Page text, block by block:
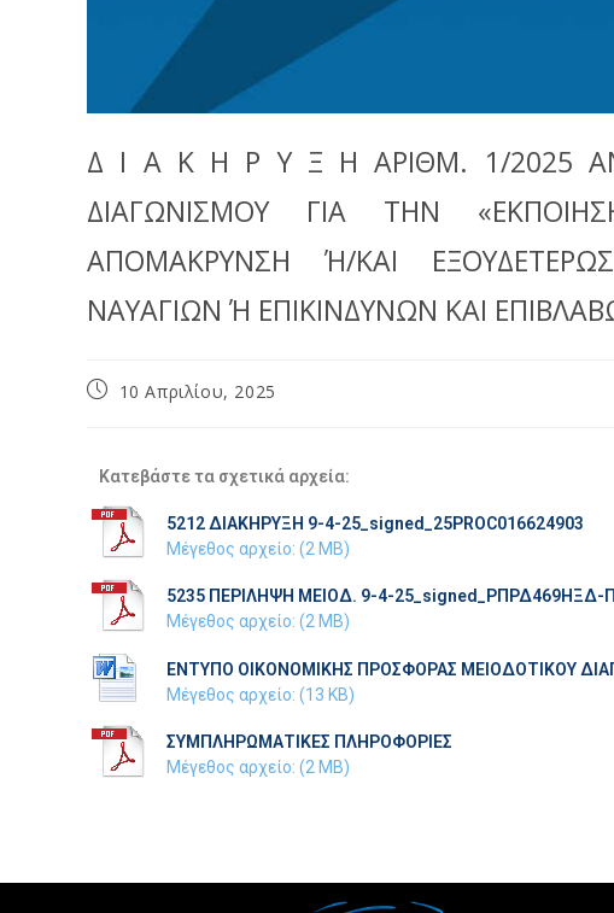
Δ Ι Α Κ Η Ρ Υ Ξ Η ΑΡΙΘΜ. 1/2025
ΔΙΑΓΩΝΙΣΜΟΥ ΓΙΑ ΤΗΝ
ΑΠΟΜΑΚΡΥΝΣΗ Ή/ΚΑΙ
ΝΑΥΑΓΙΩΝ Ή ΕΠΙΚΙΝΔΥΝΩΝ ΚΑΙ
10 Απριλίου, 2025
Κατεβάστε τα σχετικά αρχεία:
5212 ΔΙΑΚΗΡΥΞΗ 9-4-25_signed_25PROC016624903
Μέγεθος αρχείο: (2 MB)
5235 ΠΕΡΙΛΗΨΗ ΜΕΙΟΔ. 9-4-25_signed_ΡΠΡΔ469ΗΞΔ-
Μέγεθος αρχείο: (2 MB)
ΕΝΤΥΠΟ ΟΙΚΟΝΟΜΙΚΗΣ ΠΡΟΣΦΟΡΑΣ ΜΕΙΟΔΟΤΙΚΟΥ
Μέγεθος αρχείο: (13 KB)
ΣΥΜΠΛΗΡΩΜΑΤΙΚΕΣ ΠΛΗΡΟΦΟΡΙΕΣ
Μέγεθος αρχείο: (2 MB)